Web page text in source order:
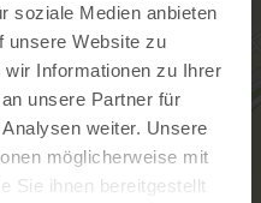
soziale Medien anbieten
unsere Website zu
Informationen zu Ihrer
unsere Partner für
weiter. Unsere
möglicherweise mit
Sie ihnen bereitgestellt